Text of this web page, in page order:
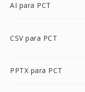
AI para PCT
CSV para PCT
PPTX para PCT